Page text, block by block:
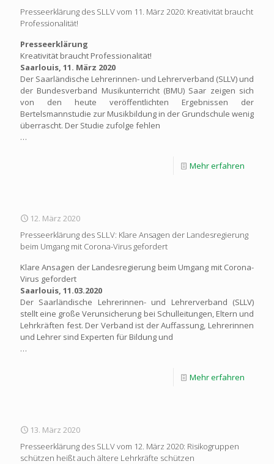
Presseerklärung des SLLV vom 11. März 2020: Kreativität braucht
Professionalität!
Presseerklärung
Kreativität braucht Professionalität!
Saarlouis, 11. März 2020
Der Saarländische Lehrerinnen- und Lehrerverband (SLLV) und
der Bundesverband Musikunterricht (BMU) Saar zeigen sich
von den heute veröffentlichten Ergebnissen der
Bertelsmannstudie zur Musikbildung in der Grundschule wenig
überrascht. Der Studie zufolge fehlen
…
Mehr erfahren
12. März 2020
Presseerklärung des SLLV: Klare Ansagen der Landesregierung
beim Umgang mit Corona-Virus gefordert
Klare Ansagen der Landesregierung beim Umgang mit Corona-
Virus gefordert
Saarlouis, 11.03.2020
Der Saarländische Lehrerinnen- und Lehrerverband (SLLV)
stellt eine große Verunsicherung bei Schulleitungen, Eltern und
Lehrkräften fest. Der Verband ist der Auffassung, Lehrerinnen
und Lehrer sind Experten für Bildung und
…
Mehr erfahren
13. März 2020
Presseerklärung des SLLV vom 12. März 2020: Risikogruppen
schützen heißt auch ältere Lehrkräfte schützen